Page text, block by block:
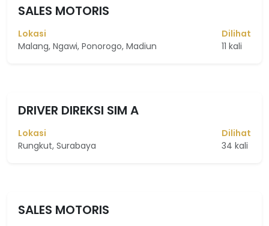
SALES MOTORIS
Lokasi
Malang, Ngawi, Ponorogo, Madiun
Dilihat
11 kali
DRIVER DIREKSI SIM A
Lokasi
Rungkut, Surabaya
Dilihat
34 kali
SALES MOTORIS